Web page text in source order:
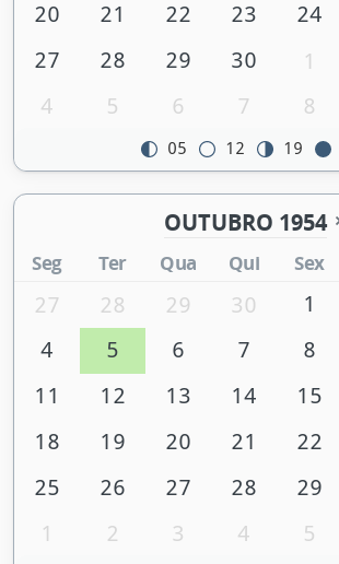
20
21 22 23 24
27
28 29 30 1
4
5 6 7 8
05 12 19
OUTUBRO 1954
Seg Ter Qua Qui Sex
27 28 29 30 1
4
5 6 7 8
11
12 13 14 15
18
19 20 21 22
25
26 27 28 29
1
2 3 4 5